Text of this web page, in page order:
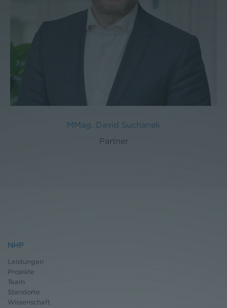
MMag. David Suchanek
Partner
NHP
Leistungen
Projekte
Team
Standorte
Wissenschaft